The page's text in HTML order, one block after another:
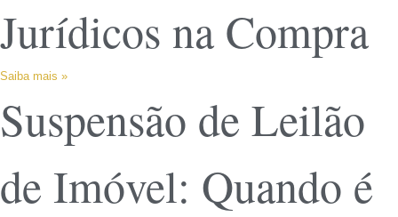
Jurídicos na Compra
Saiba mais »
Suspensão de Leilão
de Imóvel: Quando é